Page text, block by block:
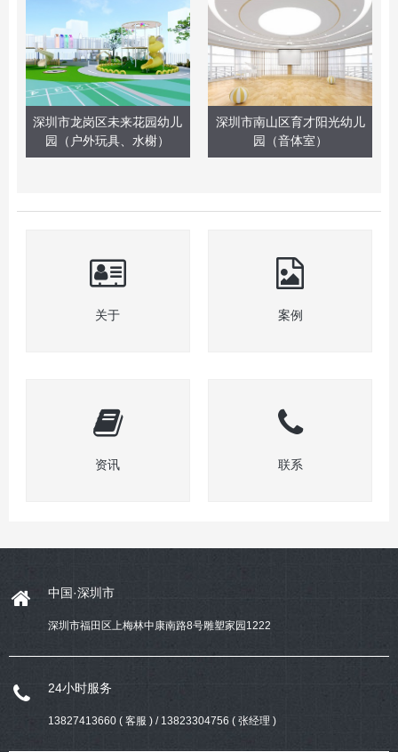
深圳市龙岗区未来花园幼儿
园（户外玩具、水榭）
深圳市南山区育才阳光幼儿
园（音体室）
关于 案例
资讯 联系
中国·深圳市
深圳市福田区上梅林中康南路8号雕塑家园1222
24小时服务
13827413660 ( 客服 ) / 13823304756 ( 张经理 )